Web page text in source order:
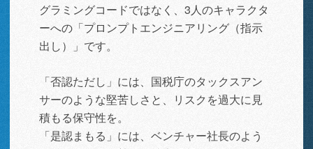
グラミングコードではなく、3人のキャラクタ
ーへの「プロンプトエンジニアリング（指示
出し）」です。
「否認ただし」には、国税庁のタックスアン
サーのような堅苦しさと、リスクを過大に見
積もる保守性を。
「是認まもる」には、ベンチャー社長のよう